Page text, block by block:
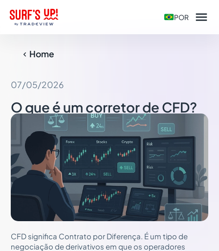
POR 
 Home
07/05/2026
O que é um corretor de CFD?
CFD significa Contrato por Diferença. É um tipo de
negociação de derivativos em que os operadores